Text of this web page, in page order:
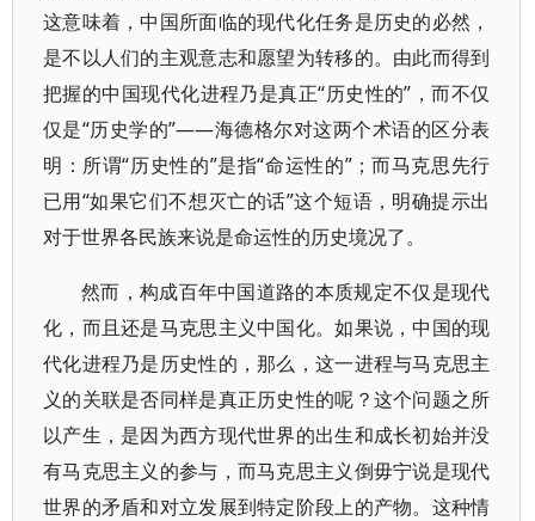
这意味着，中国所面临的现代化任务是历史的必然，
是不以人们的主观意志和愿望为转移的。由此而得到
把握的中国现代化进程乃是真正“历史性的”，而不仅
仅是“历史学的”——海德格尔对这两个术语的区分表
明：所谓“历史性的”是指“命运性的”；而马克思先行
已用“如果它们不想灭亡的话”这个短语，明确提示出
对于世界各民族来说是命运性的历史境况了。
然而，构成百年中国道路的本质规定不仅是现代
化，而且还是马克思主义中国化。如果说，中国的现
代化进程乃是历史性的，那么，这一进程与马克思主
义的关联是否同样是真正历史性的呢？这个问题之所
以产生，是因为西方现代世界的出生和成长初始并没
有马克思主义的参与，而马克思主义倒毋宁说是现代
世界的矛盾和对立发展到特定阶段上的产物。这种情